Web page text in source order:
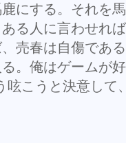
にする。それを
る人に言わせれ
売春は自傷であ
。俺はゲームが
こうと決意して